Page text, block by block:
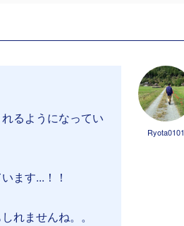
Ryota0101
るようになってい
ます...！！
れませんね。。